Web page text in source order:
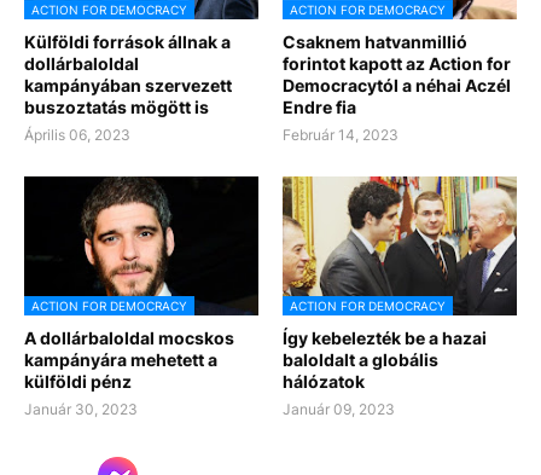
ACTION FOR DEMOCRACY
Külföldi források állnak a
dollárbaloldal
kampányában szervezett
buszoztatás mögött is
Április 06, 2023
ACTION FOR DEMOCRACY
Csaknem hatvanmillió
forintot kapott az Action for
Democracytól a néhai Aczél
Endre fia
Február 14, 2023
ACTION FOR DEMOCRACY
A dollárbaloldal mocskos
kampányára mehetett a
külföldi pénz
Január 30, 2023
ACTION FOR DEMOCRACY
Így kebelezték be a hazai
baloldalt a globális
hálózatok
Január 09, 2023